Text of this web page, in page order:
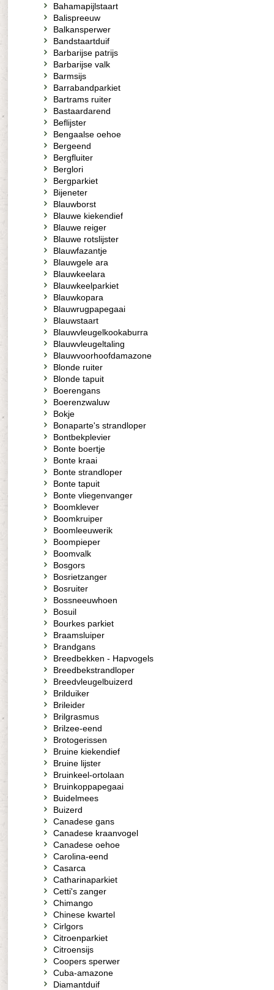
Bahamapijlstaart
Balispreeuw
Balkansperwer
Bandstaartduif
Barbarijse patrijs
Barbarijse valk
Barmsijs
Barrabandparkiet
Bartrams ruiter
Bastaardarend
Beflijster
Bengaalse oehoe
Bergeend
Bergfluiter
Berglori
Bergparkiet
Bijeneter
Blauwborst
Blauwe kiekendief
Blauwe reiger
Blauwe rotslijster
Blauwfazantje
Blauwgele ara
Blauwkeelara
Blauwkeelparkiet
Blauwkopara
Blauwrugpapegaai
Blauwstaart
Blauwvleugelkookaburra
Blauwvleugeltaling
Blauwvoorhoofdamazone
Blonde ruiter
Blonde tapuit
Boerengans
Boerenzwaluw
Bokje
Bonaparte's strandloper
Bontbekplevier
Bonte boertje
Bonte kraai
Bonte strandloper
Bonte tapuit
Bonte vliegenvanger
Boomklever
Boomkruiper
Boomleeuwerik
Boompieper
Boomvalk
Bosgors
Bosrietzanger
Bosruiter
Bossneeuwhoen
Bosuil
Bourkes parkiet
Braamsluiper
Brandgans
Breedbekken - Hapvogels
Breedbekstrandloper
Breedvleugelbuizerd
Brilduiker
Brileider
Brilgrasmus
Brilzee-eend
Brotogerissen
Bruine kiekendief
Bruine lijster
Bruinkeel-ortolaan
Bruinkoppapegaai
Buidelmees
Buizerd
Canadese gans
Canadese kraanvogel
Canadese oehoe
Carolina-eend
Casarca
Catharinaparkiet
Cetti's zanger
Chimango
Chinese kwartel
Cirlgors
Citroenparkiet
Citroensijs
Coopers sperwer
Cuba-amazone
Diamantduif